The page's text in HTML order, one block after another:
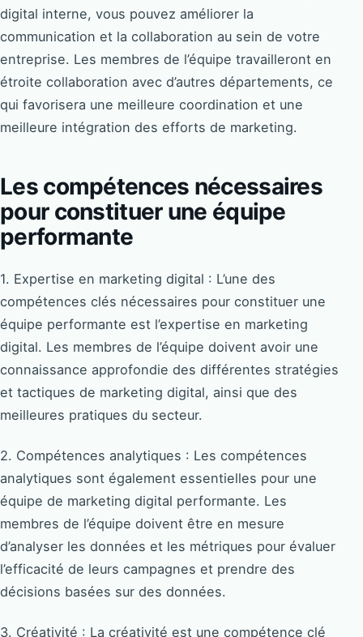
digital interne, vous pouvez améliorer la
communication et la collaboration au sein de votre
entreprise. Les membres de l’équipe travailleront en
étroite collaboration avec d’autres départements, ce
qui favorisera une meilleure coordination et une
meilleure intégration des efforts de marketing.
Les compétences nécessaires
pour constituer une équipe
performante
1. Expertise en marketing digital : L’une des
compétences clés nécessaires pour constituer une
équipe performante est l’expertise en marketing
digital. Les membres de l’équipe doivent avoir une
connaissance approfondie des différentes stratégies
et tactiques de marketing digital, ainsi que des
meilleures pratiques du secteur.
2. Compétences analytiques : Les compétences
analytiques sont également essentielles pour une
équipe de marketing digital performante. Les
membres de l’équipe doivent être en mesure
d’analyser les données et les métriques pour évaluer
l’efficacité de leurs campagnes et prendre des
décisions basées sur des données.
3. Créativité : La créativité est une compétence clé